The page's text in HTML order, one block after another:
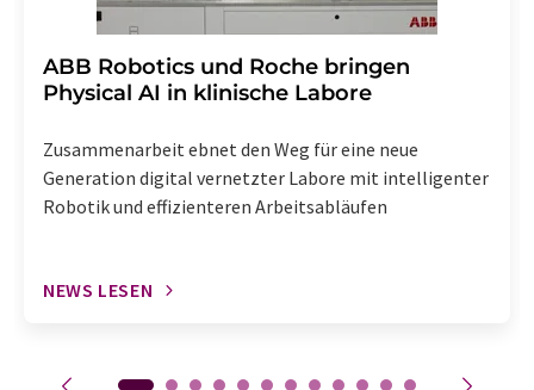
​​​​​​​ABB Robotics und Roche bringen
Physical AI in klinische Labore
Zusammenarbeit ebnet den Weg für eine neue
Generation digital vernetzter Labore mit intelligenter
Robotik und effizienteren Arbeitsabläufen
NEWS LESEN